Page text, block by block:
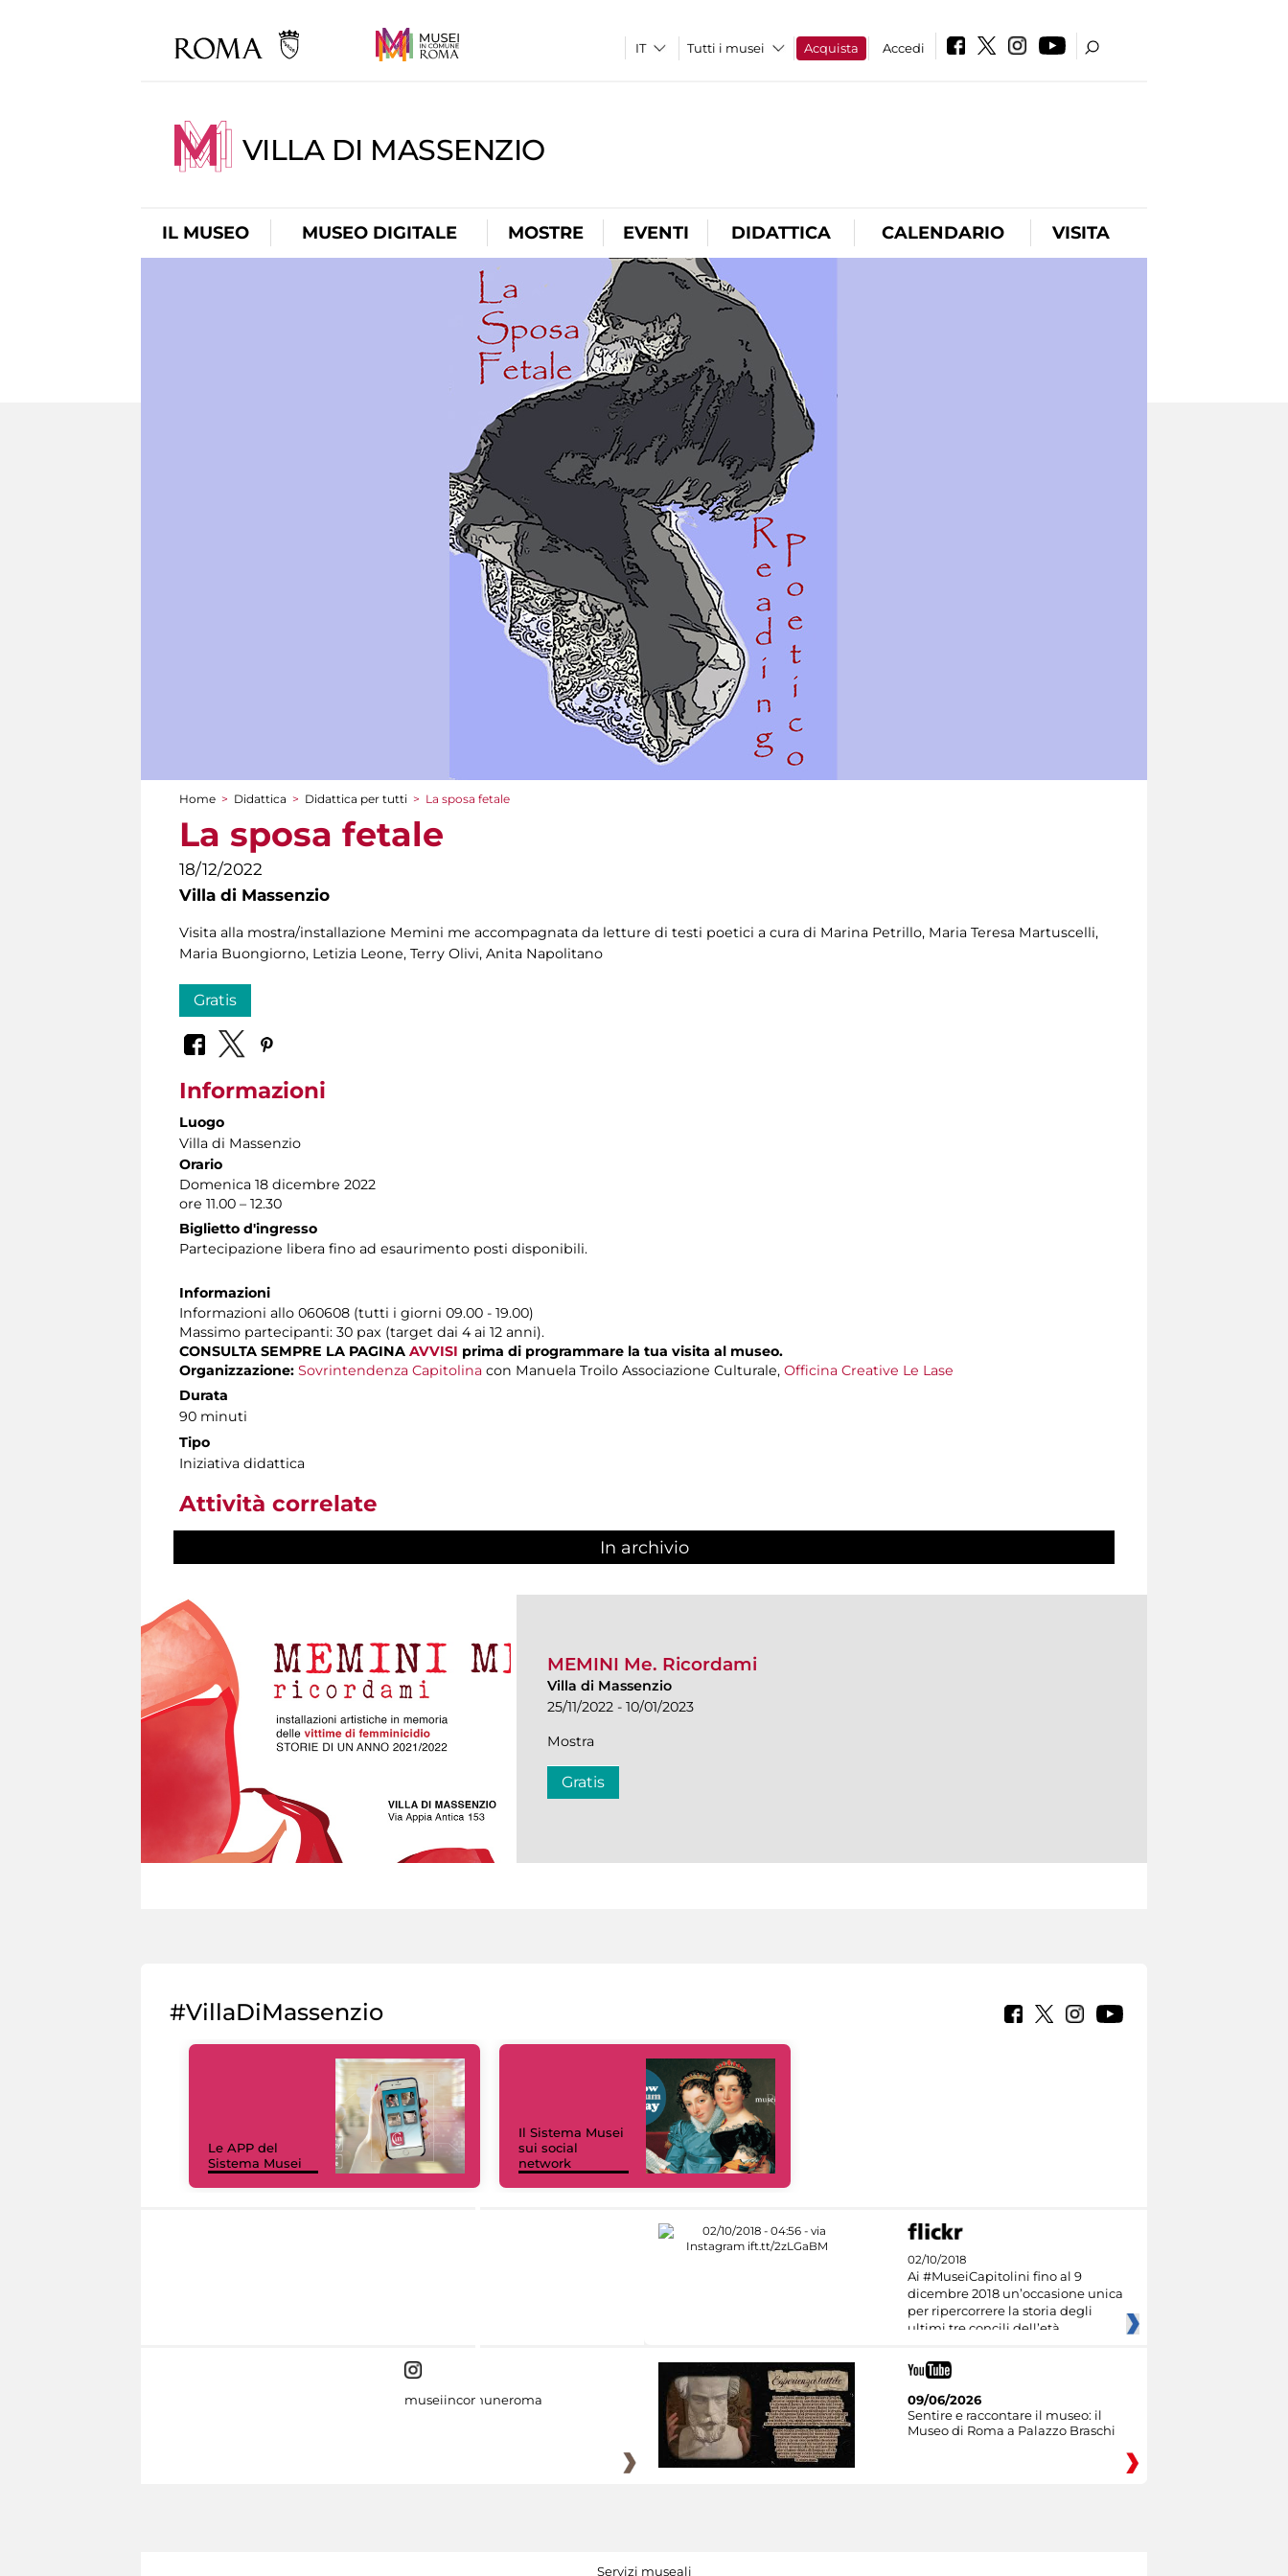
Tutti i musei Acquista Accedi
VILLA DI MASSENZIO
IL MUSEO MUSEO DIGITALE MOSTRE EVENTI DIDATTICA CALENDARIO VISITA
Tu sei qui
Home > Didattica > Didattica per tutti > La sposa fetale
La sposa fetale
18/12/2022
Villa di Massenzio
Visita alla mostra/installazione Memini me accompagnata da letture di testi poetici a cura di Marina Petrillo, Maria Teresa Martuscelli,
Maria Buongiorno, Letizia Leone, Terry Olivi, Anita Napolitano
Gratis
Informazioni
Luogo
Villa di Massenzio
Orario
Domenica 18 dicembre 2022
ore 11.00 – 12.30
Biglietto d'ingresso
Partecipazione libera fino ad esaurimento posti disponibili.
Informazioni
Informazioni allo 060608 (tutti i giorni 09.00 - 19.00)
Massimo partecipanti: 30 pax (target dai 4 ai 12 anni).
CONSULTA SEMPRE LA PAGINA AVVISI prima di programmare la tua visita al museo.
Organizzazione: Sovrintendenza Capitolina con Manuela Troilo Associazione Culturale, Officina Creative Le Lase
Durata
90 minuti
Tipo
Iniziativa didattica
Attività correlate
In archivio
MEMINI Me. Ricordami
Villa di Massenzio
25/11/2022 - 10/01/2023
Mostra
Gratis
#VillaDiMassenzio
Le APP del
Sistema Musei
Il Sistema Musei
sui social
network
02/10/2018
Ai #MuseiCapitolini fino al 9
dicembre 2018 un’occasione unica
per ripercorrere la storia degli
ultimi tre concili dell’età
museiincomuneroma
09/06/2026
Sentire e raccontare il museo: il
Museo di Roma a Palazzo Braschi
Servizi museali